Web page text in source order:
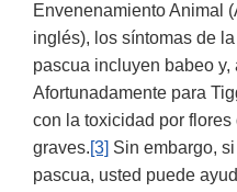
Envenenamiento Animal
inglés), los síntomas de
pascua incluyen babeo y,
Afortunadamente para
con la toxicidad por
graves.[3] Sin embargo,
pascua, usted puede